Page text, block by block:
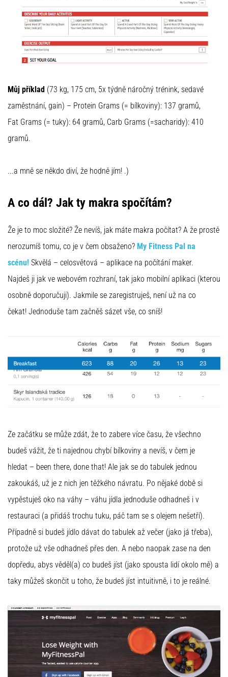
Můj příklad (73 kg, 175 cm, 5x týdně náročný trénink, sedavé
zaměstnání, gain) – Protein Grams (= bílkoviny): 137 gramů,
Fat Grams (= tuky): 64 gramů, Carb Grams (=sacharidy): 410
gramů.
...a mně se někdo diví, že hodně jím! .)
A co dál? Jak ty makra spočítám?
Že je to moc složité? Že nevíš, jak máte makra počítat? A že prostě
nerozumíš tomu, co je v čem obsaženo? My Fitness Pal na
scénu! Skvělá – celosvětová – aplikace na počítání maker.
Najdeš ji jak ve webovém rozhraní, tak jako mobilní aplikaci (kterou
osobně doporučuji). Jakmile se zaregistruješ, není už na co
čekat! Jednoduše tam začněš sázet vše, co sníš!
Ze začátku se může zdát, že to zabere více času, že všechno
budeš vážit, že ti najednou chybí bílkoviny a nevíš, v čem je
hledat – been there, done that! Ale jak se do tabulek jednou
zakoukáš, už je z nich jen těžkého návratu. Po nějaké době si
vypěstuješ oko na váhy – váhu jídla jednoduše odhadneš i v
restauraci (a přidáš trochu tuku, páč tam se s olejem nešetří).
Případně si budeš jídlo dávat do tabulek až večer (jako já třeba),
protože už vše odhadneš přes den. A nebo naopak zase na den
dopředu, abys věděl(a) co budeš jíst (jako spousta lidí okolo mě) a
taky můžeš skončit u toho, že budeš jíst intuitivně, i to je reálné.